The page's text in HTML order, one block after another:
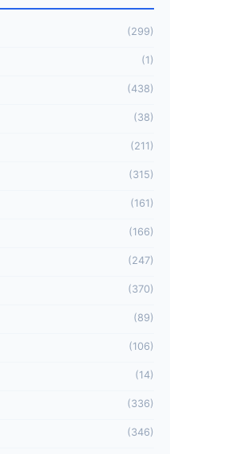
(299)
(1)
(438)
(38)
(211)
(315)
(161)
(166)
(247)
(370)
(89)
(106)
(14)
(336)
(346)